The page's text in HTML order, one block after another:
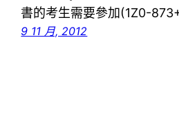
書的考生需要參加(1Z0-
9 11 月, 2012